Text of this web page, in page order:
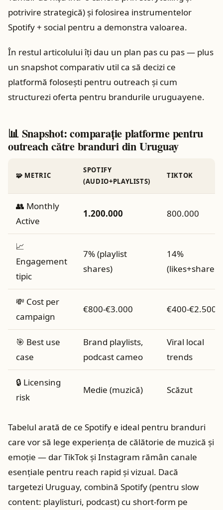
potrivire strategică) și folosirea instrumentelor
Spotify + social pentru a demonstra valoarea.
În restul articolului îți dau un plan pas cu pas — plus
un snapshot comparativ util ca să decizi ce
platformă folosești pentru outreach și cum
structurezi oferta pentru brandurile uruguayene.
📊 Snapshot: comparație platforme pentru
outreach către branduri din Uruguay
🧩 METRIC
SPOTIFY
(AUDIO+PLAYLISTS)
TIKTOK
👥 Monthly
Active
1.200.000 800.000
📈
Engagement
tipic
7% (playlist
shares)
14%
(likes+shares)
💸 Cost per
campaign
€800-€3.000 €400-€2.500
🎯 Best use
case
Brand playlists,
podcast cameo
Viral local
trends
🔒 Licensing
risk
Medie (muzică) Scăzut
Tabelul arată de ce Spotify e ideal pentru branduri
care vor să lege experiența de călătorie de muzică și
emoție — dar TikTok și Instagram rămân canale
esențiale pentru reach rapid și vizual. Dacă
targetezi Uruguay, combină Spotify (pentru slow
content: playlisturi, podcast) cu short‑form pe